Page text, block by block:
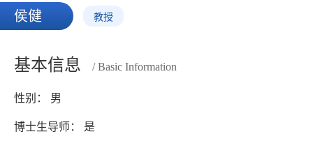
侯健 教授
基本信息 / Basic Information
性别： 男
博士生导师： 是